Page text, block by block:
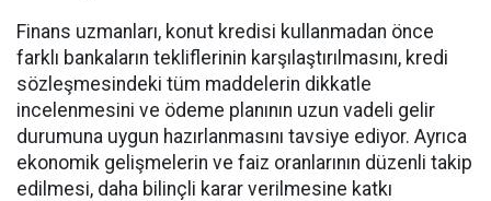
Finans uzmanları, konut kredisi kullanmadan önce
farklı bankaların tekliflerinin karşılaştırılmasını, kredi
sözleşmesindeki tüm maddelerin dikkatle
incelenmesini ve ödeme planının uzun vadeli gelir
durumuna uygun hazırlanmasını tavsiye ediyor. Ayrıca
ekonomik gelişmelerin ve faiz oranlarının düzenli takip
edilmesi, daha bilinçli karar verilmesine katkı